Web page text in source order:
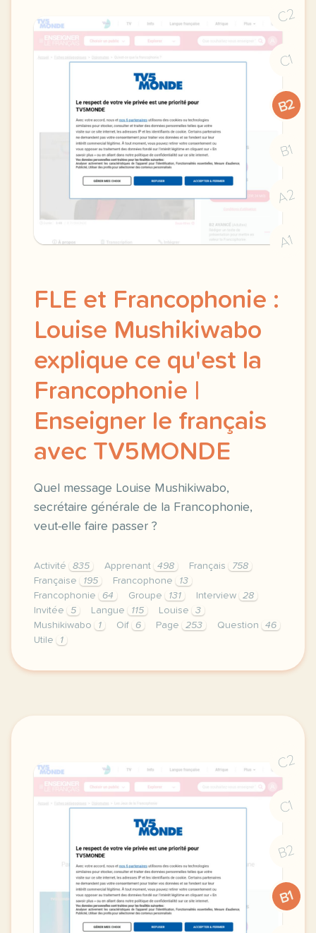
C2
C1
B2
B1
A2
A1
FLE et Francophonie :
Louise Mushikiwabo
explique ce qu'est la
Francophonie |
Enseigner le français
avec TV5MONDE
Quel message Louise Mushikiwabo,
secrétaire générale de la Francophonie,
veut-elle faire passer ?
Activité 835 Apprenant 498 Français
758
Française
195 Francophone
13
Francophonie
64 Groupe 131 Interview
28
Invitée
5 Langue 115 Louise
3
Mushikiwabo
1 Oif 6 Page 253 Question
46
Utile
1
le respect de votre vie privee est une priorite
C2
C1
B2
B1